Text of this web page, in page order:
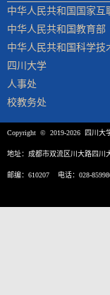
中华人民共和国国家互
中华人民共和国教育部
中华人民共和国科学技
四川大学
人事处
校教务处
Copyright © 2019-2026 四川大
地址：成都市双流区川大路四
邮编：610207 电话：028-